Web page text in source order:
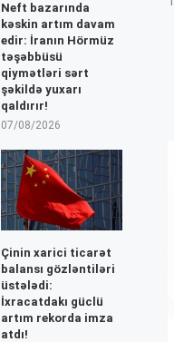
Neft bazarında
kəskin artım davam
edir: İranın Hörmüz
təşəbbüsü
qiymətləri sərt
şəkildə yuxarı
qaldırır!
07/08/2026
Çinin xarici ticarət
balansı gözləntiləri
üstələdi:
İxracatdakı güclü
artım rekorda imza
atdı!